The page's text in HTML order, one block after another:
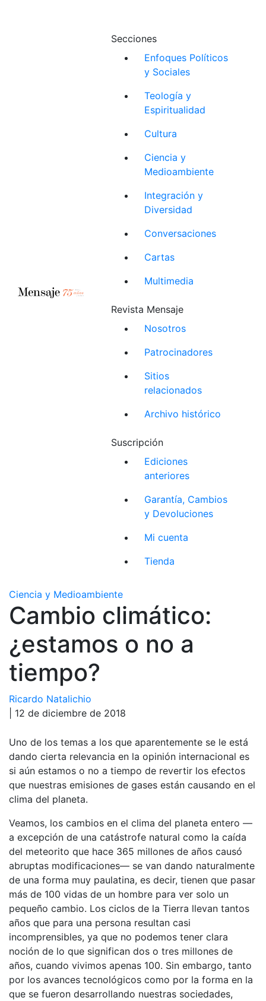
Secciones
Enfoques Políticos
y Sociales
Teología y
Espiritualidad
Cultura
Ciencia y
Medioambiente
Integración y
Diversidad
Conversaciones
Cartas
Multimedia
Revista Mensaje
Nosotros
Patrocinadores
Sitios
relacionados
Archivo histórico
Suscripción
Ediciones
anteriores
Garantía, Cambios
y Devoluciones
Mi cuenta
Tienda
Ciencia y Medioambiente
Cambio climático:
¿estamos o no a
tiempo?
Ricardo Natalichio
| 12 de diciembre de 2018
Uno de los temas a los que aparentemente se le está
dando cierta relevancia en la opinión internacional es
si aún estamos o no a tiempo de revertir los efectos
que nuestras emisiones de gases están causando en el
clima del planeta.
Veamos, los cambios en el clima del planeta entero —
a excepción de una catástrofe natural como la caída
del meteorito que hace 365 millones de años causó
abruptas modificaciones— se van dando naturalmente
de una forma muy paulatina, es decir, tienen que pasar
más de 100 vidas de un hombre para ver solo un
pequeño cambio. Los ciclos de la Tierra llevan tantos
años que para una persona resultan casi
incomprensibles, ya que no podemos tener clara
noción de lo que significan dos o tres millones de
años, cuando vivimos apenas 100. Sin embargo, tanto
por los avances tecnológicos como por la forma en la
que se fueron desarrollando nuestras sociedades,